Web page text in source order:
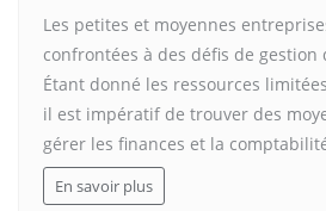
Les petites et moyennes
confrontées à des défis de gestion
Étant donné les ressources
il est impératif de trouver des
gérer les finances et la
En savoir plus